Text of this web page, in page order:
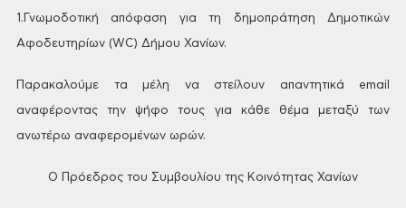
1.Γνωμοδοτική απόφαση για τη δημοπράτηση Δημοτικών
Αφοδευτηρίων (WC) Δήμου Χανίων.
Παρακαλούμε τα μέλη να στείλουν απαντητικά email
αναφέροντας την ψήφο τους για κάθεθέμα μεταξύ των
ανωτέρω αναφερομένων ωρών.
Ο Πρόεδρος του Συμβουλίου της Κοινότητας Χανίων